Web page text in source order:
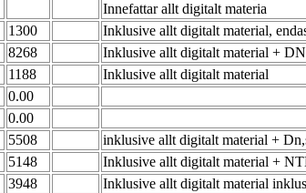
Innefattar allt digitalt materia
1300 Inklusive allt digitalt material,
8268 Inklusive allt digitalt material +
1188 Inklusive allt digitalt material
0.00
0.00
5508 inklusive allt digitalt material +
5148 Inklusive allt digitalt material +
3948 Inklusive allt digitalt material